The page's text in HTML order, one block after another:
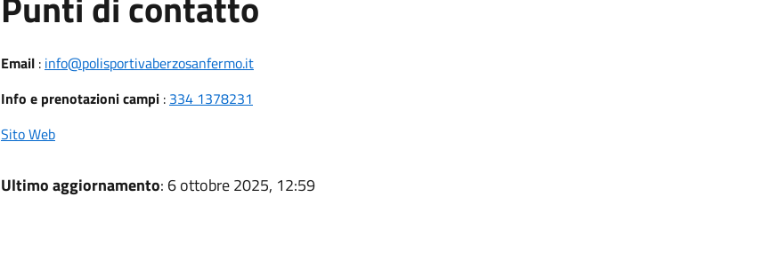
Email: info@polisportivaberzosanfermo.it
Info e prenotazioni campi: 334 1378231
Sito Web
Ultimo aggiornamento: 6 ottobre 2025, 12:59